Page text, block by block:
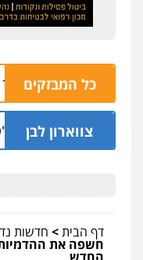
כל המבזקים
הוארך מעצר סגן
צווארון לבן
כתב אישום: יו"ר ש"ס
דף הבית> חדשות
חשפה את